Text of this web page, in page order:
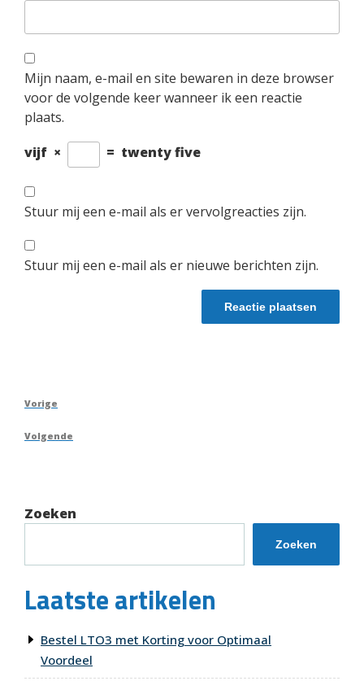
Mijn naam, e-mail en site bewaren in deze browser
voor de volgende keer wanneer ik een reactie
plaats.
vijf × = twenty five
Stuur mij een e-mail als er vervolgreacties zijn.
Stuur mij een e-mail als er nieuwe berichten zijn.
Berichtnavigatie
Vorig
Vorige
Volgend
Volgende
Zoeken
Zoeken
Laatste artikelen
Bestel LTO3 met Korting voor Optimaal
Voordeel